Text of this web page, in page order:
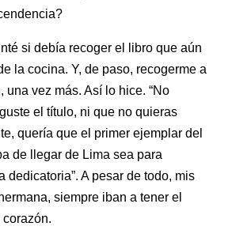
si debía recoger el libro que aún
la cocina. Y, de paso, recogerme a
una vez más. Así lo hice. “No
el título, ni que no quieras
quería que el primer ejemplar del
de llegar de Lima sea para
dedicatoria”. A pesar de todo, mis
siempre iban a tener el